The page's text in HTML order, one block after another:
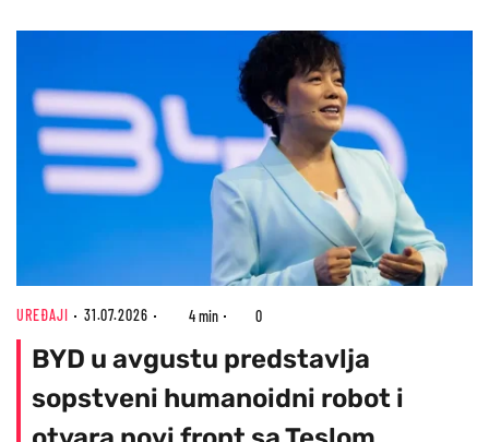
UREĐAJI 31.07.2026 4 min 0
BYD u avgustu predstavlja
sopstveni humanoidni robot i